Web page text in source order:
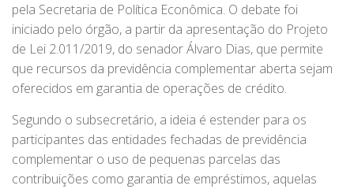
pela Secretaria de Política Econômica. O debate foi
iniciado pelo órgão, a partir da apresentação do Projeto
de Lei 2.011/2019, do senador Álvaro Dias, que permite
que recursos da previdência complementar aberta sejam
oferecidos em garantia de operações de crédito.
Segundo o subsecretário, a ideia é estender para os
participantes das entidades fechadas de previdência
complementar o uso de pequenas parcelas das
contribuições como garantia de empréstimos, aquelas